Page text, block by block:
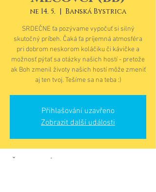
ne 14. 5.
  |
Banská Bystrica
SRDEČNE ťa pozývame vypočuť si silný
skutočný príbeh. Čaká ťa príjemná atmosféra
pri dobrom neskorom koláčiku či kávičke a
možnosť pýtať sa otázky našich hostí - pretože
ak Boh zmenil životy našich hostí môže zmeniť
aj ten tvoj. Tešíme sa na teba :)
Přihlašování uzavřeno
Zobrazit další události
Čas a místo